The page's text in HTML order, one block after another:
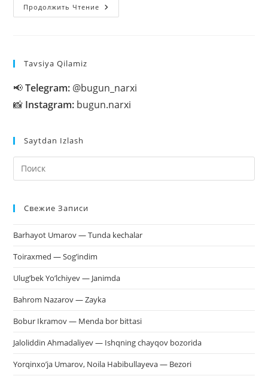
Продолжить Чтение 17-
Dekabr
Tavsiya Qilamiz
📢Telegram: @bugun_narxi
📸 Instagram: bugun.narxi
Saytdan Izlash
Свежие Записи
Barhayot Umarov — Tunda kechalar
Toiraxmed — Sog’indim
Ulug’bek Yo’lchiyev — Janimda
Bahrom Nazarov — Zayka
Bobur Ikramov — Menda bor bittasi
Jaloliddin Ahmadaliyev — Ishqning chayqov bozorida
Yorqinxo’ja Umarov, Noila Habibullayeva — Bezori